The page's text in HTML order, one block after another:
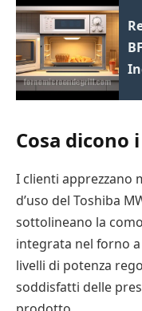
Cosa dicono
I clienti apprezzano
d’uso del Toshiba
sottolineano la
integrata nel forno
livelli di potenza
soddisfatti delle